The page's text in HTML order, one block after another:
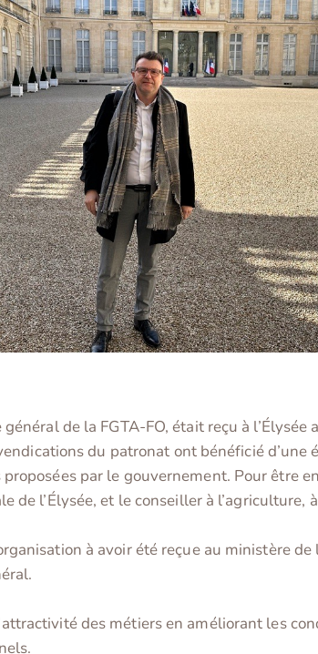
de la FGTA-FO, était reçu à
du patronat ont bénéficié
par le gouvernement. Pour être
de l’Élysée, et le conseiller à l’agriculture,
à avoir été reçue au ministère
des métiers en améliorant les